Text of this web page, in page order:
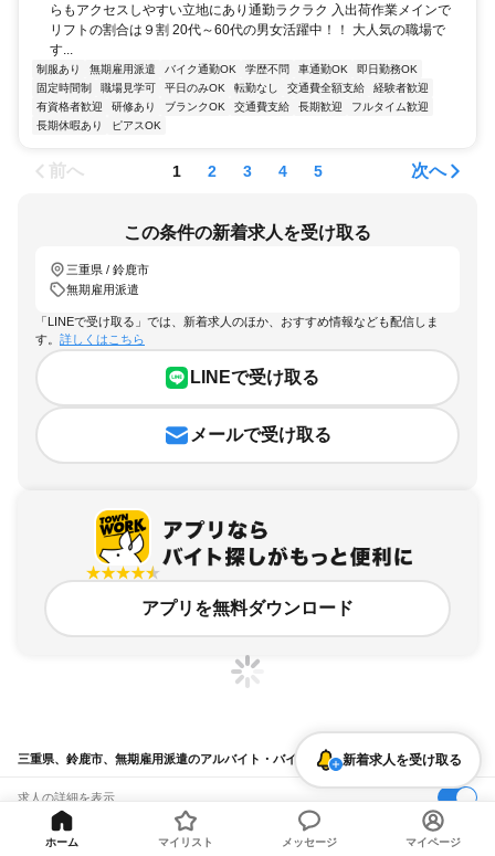
らもアクセスしやすい立地にあり通勤ラクラク 入出荷作業メインで
リフトの割合は９割 20代～60代の男女活躍中！！ 大人気の職場で
す...
制服あり 無期雇用派遣 バイク通勤OK 学歴不問 車通勤OK
即日勤務OK
固定時間制
職場見学可 平日のみOK 転勤なし 交通費全額支給
経験者歓迎
有資格者歓迎
研修あり ブランクOK 交通費支給 長期歓迎
フルタイム歓迎
長期休暇あり
ピアスOK
前へ 1 2 3 4 5 次へ
この条件の新着求人を受け取る
三重県 / 鈴鹿市
無期雇用派遣
「LINEで受け取る」では、新着求人のほか、おすすめ情報なども配信しま
す。 詳しくはこちら
LINEで受け取る
メールで受け取る
アプリを無料ダウンロード
三重県、鈴鹿市、無期雇用派遣のアルバイト・バイト求人情報
求人の詳細を表示
条件を追加・変更して検索
新着求人を受け取る
ホーム マイリスト メッセージ マイページ